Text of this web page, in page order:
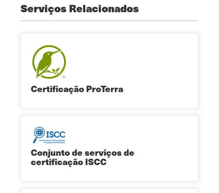
Serviços Relacionados
Certificação ProTerra
Conjunto de serviços de
certificação ISCC